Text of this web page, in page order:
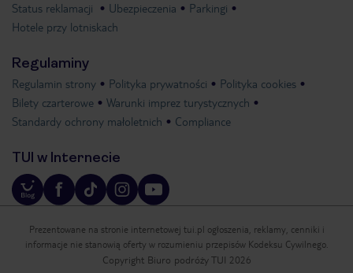
Status reklamacji
Ubezpieczenia
Parkingi
Hotele przy lotniskach
Regulaminy
Regulamin strony Polityka prywatności
Polityka cookies
Bilety czarterowe
Warunki imprez turystycznych
Standardy ochrony małoletnich
Compliance
TUI w Internecie
Prezentowane na stronie internetowej tui.pl ogłoszenia, reklamy, cenniki i
informacje nie stanowią oferty w rozumieniu przepisów Kodeksu Cywilnego.
Copyright Biuro podróży TUI 2026